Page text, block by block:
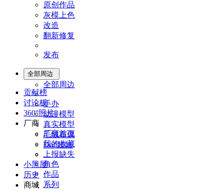
原创作品
灰模上色
改造
翻新修复
发布
全部周边
全部周边
手办
动漫模型
真实模型
毛绒布偶
Doll娃娃
角色
作品
系列
贡献榜
讨论板
360°照片
厂商
厂商首页
我的收藏
上报缺失
小黑屋
历史
商城